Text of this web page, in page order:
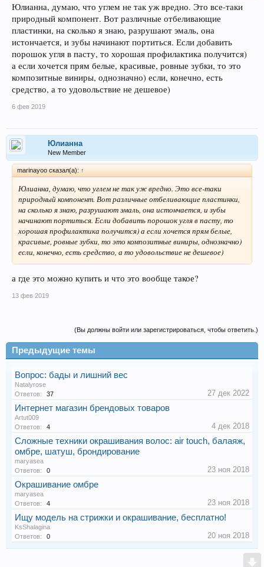
Юлианна, думаю, что углем не так уж вредно. Это все-таки
природный компонент. Вот различные отбеливающие
пластинки, на сколько я знаю, разрушают эмаль, она
истончается, и зубы начинают портиться. Если добавить
порошок угля в пасту, то хорошая профилактика получится)
а если хочется прям белые, красивые, ровные зубки, то это
композитные виниры, однозначно) если, конечно, есть
средство, а то удовольствие не дешевое)
6 фев 2019
Юлианна
New Member
marinayoo сказал(а): ↑
Юлианна, думаю, что углем не так уж вредно. Это все-таки
природный компонент. Вот различные отбеливающие пластинки,
на сколько я знаю, разрушают эмаль, она истончается, и зубы
начинают портиться. Если добавить порошок угля в пасту, то
хорошая профилактика получится) а если хочется прям белые,
красивые, ровные зубки, то это композитные виниры, однозначно)
если, конечно, есть средство, а то удовольствие не дешевое)
а где это можно купить и что это вообще такое?
13 фев 2019
(Вы должны войти или зарегистрироваться, чтобы ответить.)
Предыдущие темы
Вопрос: бады и лишний вес
Natalyrose
Ответов:
37 27 дек 2022
Интернет магазин брендовых товаров
Artut009
Ответов:
4 4 дек 2018
Сложные техники окрашивания волос: air touch, балаяж,
омбре, шатуш, брондирование
maryasea
Ответов:
0 23 ноя 2018
Окрашивание омбре
maryasea
Ответов:
4 23 ноя 2018
Ищу модель на стрижки и окрашивание, бесплатно!
KsShalagina
Ответов:
0 20 ноя 2018